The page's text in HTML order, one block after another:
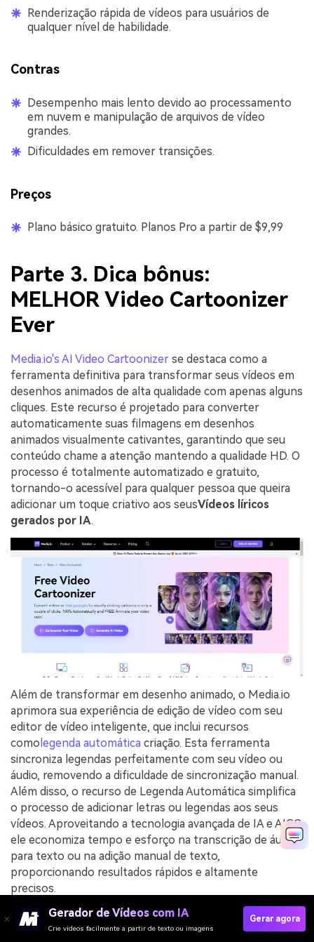
Renderização rápida de vídeos para usuários de
qualquer nível de habilidade.
Contras
Desempenho mais lento devido ao processamento
em nuvem e manipulação de arquivos de vídeo
grandes.
Dificuldades em remover transições.
Preços
Plano básico gratuito. Planos Pro a partir de $9,99
Parte 3. Dica bônus:
MELHOR Video Cartoonizer
Ever
Media.io's AI Video Cartoonizer se destaca como a
ferramenta definitiva para transformar seus vídeos em
desenhos animados de alta qualidade com apenas alguns
cliques. Este recurso é projetado para converter
automaticamente suas filmagens em desenhos
animados visualmente cativantes, garantindo que seu
conteúdo chame a atenção mantendo a qualidade HD. O
processo é totalmente automatizado e gratuito,
tornando-o acessível para qualquer pessoa que queira
adicionar um toque criativo aos seusVídeos líricos
gerados por IA.
Além de transformar em desenho animado, o Media.io
aprimora sua experiência de edição de vídeo com seu
editor de vídeo inteligente, que inclui recursos
como legenda automática criação. Esta ferramenta
sincroniza legendas perfeitamente com seu vídeo ou
áudio, removendo a dificuldade de sincronização manual.
Além disso, o recurso de Legenda Automática simplifica
o processo de adicionar letras ou legendas aos seus
vídeos. Aproveitando a tecnologia avançada de IA e AIGC,
ele economiza tempo e esforço na transcrição de áudio
para texto ou na adição manual de texto,
proporcionando resultados rápidos e altamente
precisos.
Conclusão
Gerador de Vídeos com IA
Crie vídeos facilmente a partir de texto ou imagens
Gerar agora